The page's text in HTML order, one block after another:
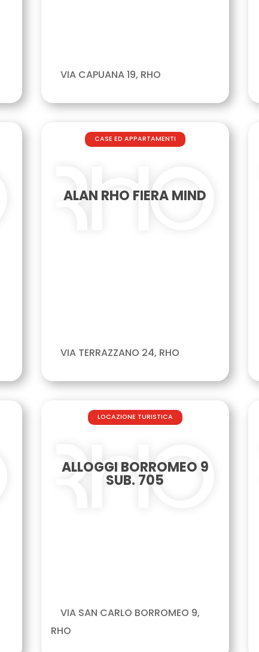
VIA CAPUANA 19, RHO
CASE ED APPARTAMENTI
ALAN RHO FIERA MIND
VIA TERRAZZANO 24, RHO
LOCAZIONE TURISTICA
ALLOGGI BORROMEO 9
SUB. 705
VIA SAN CARLO BORROMEO 9,
RHO